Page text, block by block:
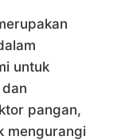
untuk
pangan,
mengurangi